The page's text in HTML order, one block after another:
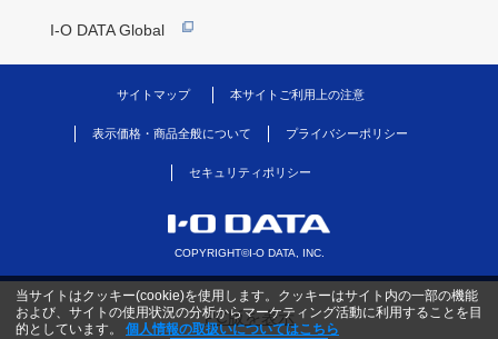
I-O DATA Global
サイトマップ 本サイトご利用上の注意
表示価格・商品全般について プライバシーポリシー
セキュリティポリシー
COPYRIGHT©I-O DATA, INC.
当サイトはクッキー(cookie)を使用します。クッキーはサイト内の一部の機能
および、サイトの使用状況の分析からマーケティング活動に利用することを目
的としています。
個人情報の取扱いについてはこちら
PC版を表示